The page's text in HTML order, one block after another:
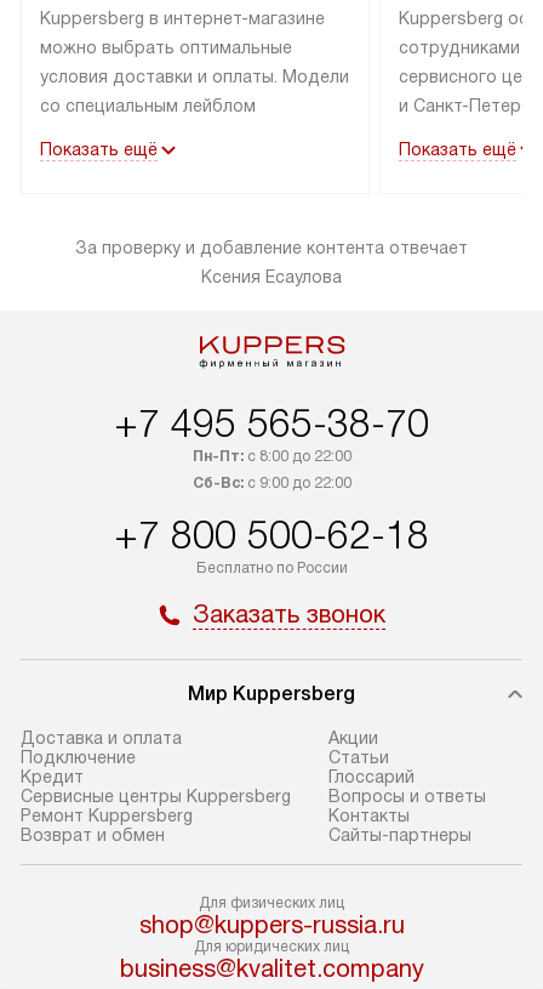
Kuppersberg в интернет-магазине
можно выбрать оптимальные
условия доставки и оплаты. Модели
со специальным лейблом
в пределах МКАД до подъезда,
«в наличии» может быть отправлен
покупателю в течение трех дней.
и другие регионы осуществляется
через транспортную компанию.
компания бесплатно доставит ваш
заказ до представительства
транспортной компании в Москве.
доставки у менеджера при
оформлении заказа.
В оговоренный день служба
требуется перенос прибора
до двери квартиры или до места
установки, предварительно
согласуйте это с менеджером.
За данную услугу взимается
они не позволяют пронести его
через дверной проем,
то сотрудники транспортной
Показать ещё
Kuppersberg
сотрудниками
сервисного
и Санкт-
подключается к
за пределы
от категории
найти на нашем
нишу или на
запуск и
консультация
Показать ещё
За проверку и добавление контента отвечает
Ксения Есаулова
+7 495 565-38-70
Пн-Пт:с 8:00 до 22:00
Сб-Вс:с 9:00 до 22:00
+7 800 500-62-18
Бесплатно по России
Заказать звонок
Мир Kuppersberg
Доставка и оплата
Подключение
Кредит
Сервисные центры Kuppersberg
Ремонт Kuppersberg
Возврат и обмен
Акции
Cтатьи
Глоссарий
Вопросы и ответы
Контакты
Сайты-партнеры
Для физических лиц
shop@kuppers-russia.ru
Для юридических лиц
business@kvalitet.company